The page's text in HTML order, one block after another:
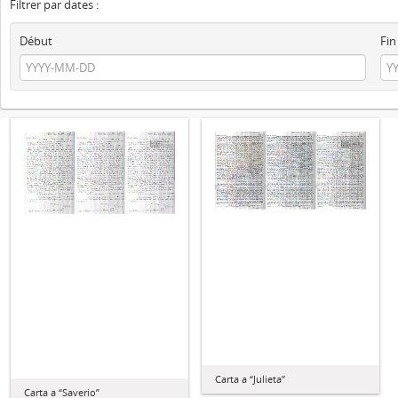
Filtrer par dates :
Début Fin
Carta a “Saverio”
Carta a “Julieta”